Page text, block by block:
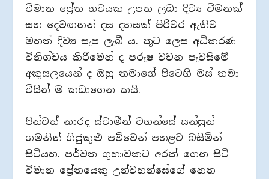
විමාන ප්‍රේත භවයක උපත ලබා දිව්‍ය විමනක්
සහ දෙවඟනන් දස දහසක් පිරිවර ඇතිව
මහත් දිව්‍ය සැප ලැබී ය. කූට ලෙස අධිකරණ
විනිශ්චය කිරීමෙන් ද පරුෂ වචන පැවසීමේ
අකුසලයෙන් ද ඔහු තමාගේ පිටෙහි මස් තමා
විසින් ම කඩාගෙන කයි.
පින්වත් නාරද ස්වාමීන් වහන්සේ සන්සුන්
ගමනින් ගිජුකුළු පව්වෙන් පහළට බසිමින්
සිටියහ. පර්වත ගුහාවකට අරක් ගෙන සිටි
විමාන ප්‍රේතයෙකු උන්වහන්සේගේ නෙත